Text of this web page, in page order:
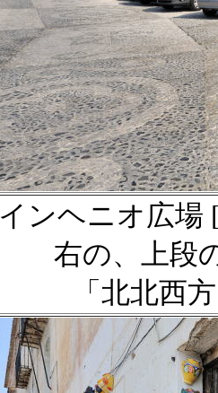
インヘニオ広場
右の、上段
「北北西